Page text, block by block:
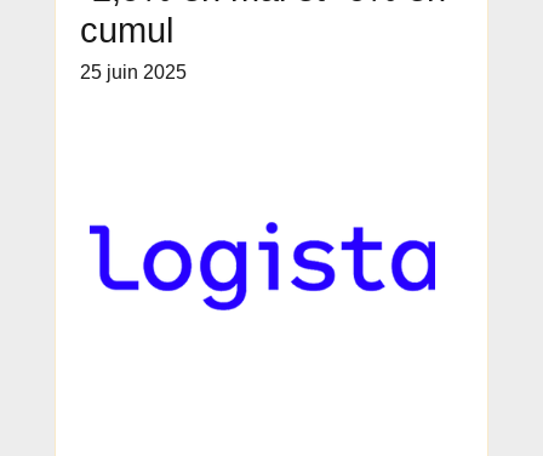
cumul
25 juin 2025